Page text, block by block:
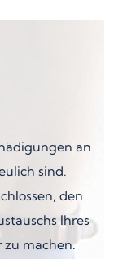
an
sind.
den
Ihres
zu machen.